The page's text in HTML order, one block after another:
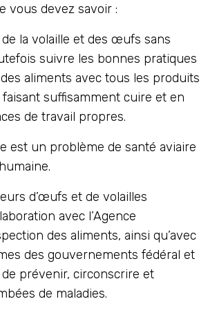
vous devez savoir :
la volaille et des œufs sans
suivre les bonnes pratiques
aliments avec tous les produits
suffisamment cuire et en
de travail propres.
est un problème de santé aviaire
d’œufs et de volailles
avec l’Agence
des aliments, ainsi qu’avec
des gouvernements fédéral et
prévenir, circonscrire et
de maladies.